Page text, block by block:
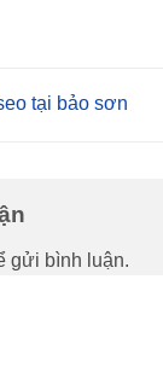
tại bảo sơn
gửi bình luận.